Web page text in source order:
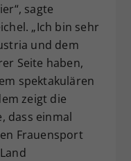
sagte
„Ich bin sehr
und dem
Seite haben,
spektakulären
zeigt die
dass einmal
Frauensport